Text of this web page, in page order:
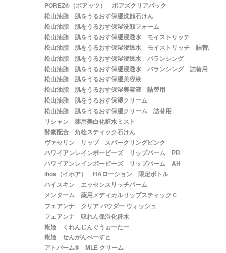
POREZ®（ポアッツ） ポアズクリアパック
松山油脂 肌をうるおす保湿洗顔石けん
松山油脂 肌をうるおす保湿洗顔フォーム
松山油脂 肌をうるおす保湿浸透水 モイストリッチ
松山油脂 肌をうるおす保湿浸透水 モイストリッチ 詰替用
松山油脂 肌をうるおす保湿浸透水 バランシング
松山油脂 肌をうるおす保湿浸透水 バランシング 詰替用
松山油脂 肌をうるおす保湿美容液
松山油脂 肌をうるおす保湿美容液 詰替用
松山油脂 肌をうるおす保湿クリーム
松山油脂 肌をうるおす保湿クリーム 詰替用
リシャン 薬用美白化粧水ミスト
酵素配合 角栓スティック石けん
ヴァセリン リップ スパークリングピンク
ハワイアンレインボービーズ リップバーム PR
ハワイアンレインボービーズ リップバーム AH
ihoa（イホア） HAローション 限定ボトル
ハイスキン エッセンスリッチバーム
メンターム 薬用メディカルリップスティックＣ
フェアンナ クリア パウダー ウォッシュ
フェアンナ 収れん保湿化粧水
糀姫 くれんじんぐうぉーたー
糀姫 せんがんぺーすと
アトパーム® MLE クリーム